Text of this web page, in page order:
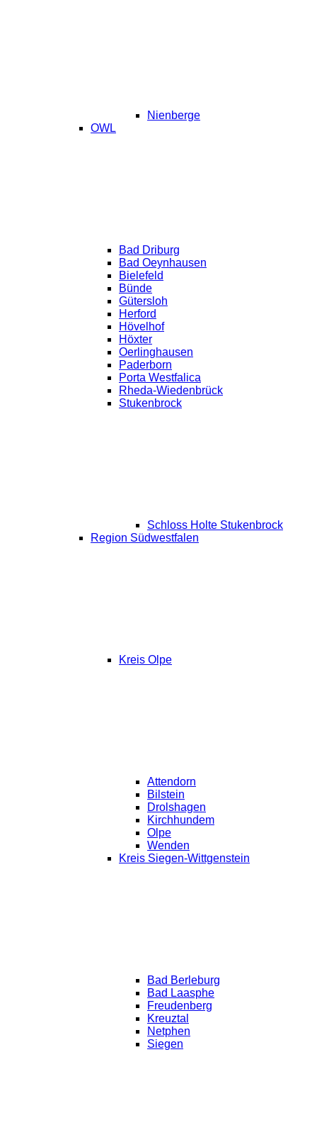
Nienberge
OWL
Bad Driburg
Bad Oeynhausen
Bielefeld
Bünde
Gütersloh
Herford
Hövelhof
Höxter
Oerlinghausen
Paderborn
Porta Westfalica
Rheda-Wiedenbrück
Stukenbrock
Schloss Holte Stukenbrock
Region Südwestfalen
Kreis Olpe
Attendorn
Bilstein
Drolshagen
Kirchhundem
Olpe
Wenden
Kreis Siegen-Wittgenstein
Bad Berleburg
Bad Laasphe
Freudenberg
Kreuztal
Netphen
Siegen